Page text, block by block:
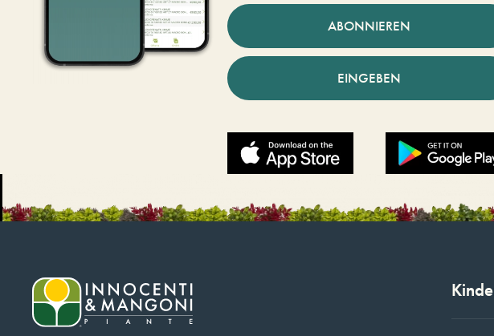
ABONNIEREN
EINGEBEN